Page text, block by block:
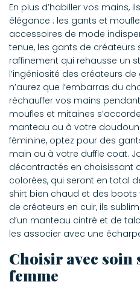
En plus d’habiller vos mains,
élégance : les gants et
accessoires de mode
tenue, les gants de créateurs
raffinement qui rehausse un
l’ingéniosité des créateurs
n’aurez que l’embarras du
réchauffer vos mains
moufles et mitaines
manteau ou à votre
féminine, optez pour des
main ou à votre duffle coat.
décontractés en choisissant
colorées, qui seront en total
shirt bien chaud et des boots
de créateurs en cuir, ils
d’un manteau cintré et de
les associer avec une
Choisir avec soin
femme